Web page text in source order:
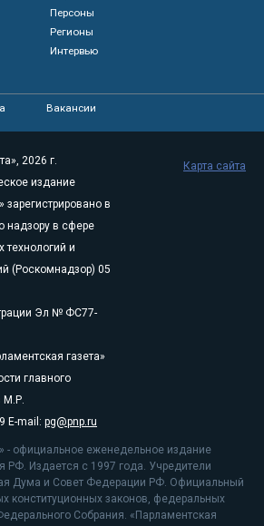
Персоны
Регионы
Интервью
Вакансии
2026 г.
издание
зарегистрировано в
надзору в сфере
и
(Роскомнадзор) 05
Эл № ФС77-
газета»
главного
М.Р.
E-mail: pg@pnp.ru
- официальное еженедельное издание
РФ. Издается с 1997 года. Учредители
Дума и Совет Федерации РФ. Официальный
конституционных законов, федеральных
Собрания. «Парламентская
Карта сайта